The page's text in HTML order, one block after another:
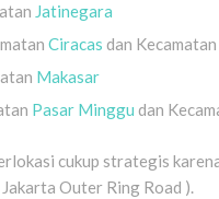
Jatinegara
Ciracas dan Kecamatan
Makasar
Pasar Minggu dan
cukup strategis
Jakarta Outer Ring Road ).